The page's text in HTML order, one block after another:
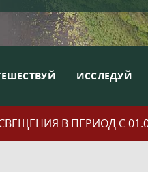
ИССЛЕДУЙ
В ПЕРИОД С